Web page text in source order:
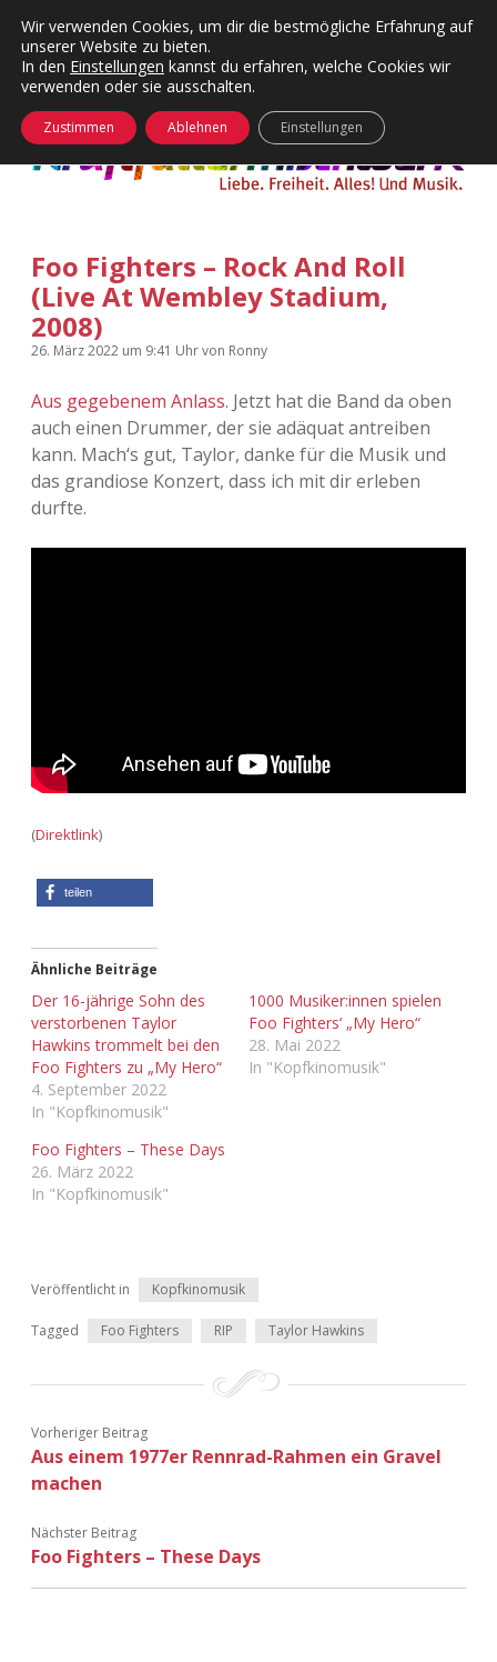
Kategorien
Menü
24 Hours Chilling
Die Wende
KFMW-Disco
kfmw.stuff
Nur mal so
Täglicher Sinnwahn
KFMW-Disco
Dates
Contact
Adventskalender
Adventskalender 2011
Adventskalender 2012
Adventskalender 2018
Adventskalender 2022
Adventskalender 2023
Adventskalender 2024
öffnen
Foo Fighters – Rock And Roll
(Live At Wembley Stadium,
2008)
26. März 2022 um 9:41 Uhrvon Ronny
Aus gegebenem Anlass. Jetzt hat die Band da oben
auch einen Drummer, der sie adäquat antreiben
kann. Mach‘s gut, Taylor, danke für die Musik und
das grandiose Konzert, dass ich mit dir erleben
durfte.
(Direktlink)
teilen
Ähnliche Beiträge
Der 16-jährige Sohn des
verstorbenen Taylor
Hawkins trommelt bei den
Foo Fighters zu „My Hero“
4. September 2022
In "Kopfkinomusik"
1000 Musiker:innen spielen
Foo Fighters‘ „My Hero“
28. Mai 2022
In "Kopfkinomusik"
Foo Fighters – These Days
26. März 2022
In "Kopfkinomusik"
Veröffentlicht in Kopfkinomusik
Tagged Foo Fighters RIP Taylor Hawkins
Vorheriger Beitrag
Aus einem 1977er Rennrad-Rahmen ein Gravel
machen
Nächster Beitrag
Foo Fighters – These Days
Wir verwenden Cookies, um dir die bestmögliche Erfahrung auf
unserer Website zu bieten.
In den Einstellungen kannst du erfahren, welche Cookies wir
verwenden oder sie ausschalten.
Zustimmen Ablehnen Einstellungen